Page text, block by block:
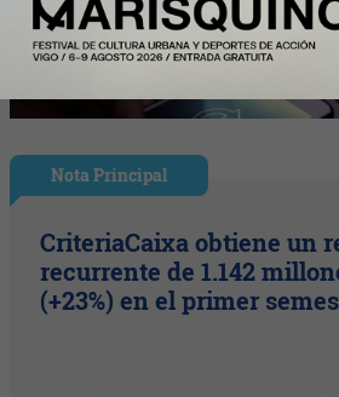
Nota Principal
CriteriaCaixa obtiene un
recurrente de 1.142
(+23%) en el primer